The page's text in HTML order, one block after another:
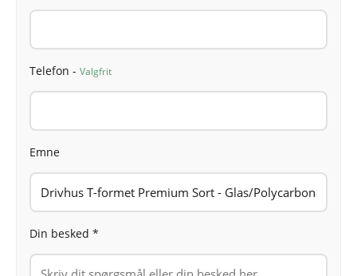
Telefon - Valgfrit
Emne
Din besked *